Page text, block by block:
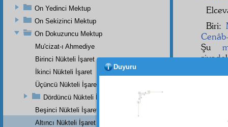
Biri:
Şu
ziyade
etmez.
On Yedinci Mektup
On Sekizinci Mektup
On Dokuzuncu Mektup
Mu'cizat-ı Ahmediye
Birinci Nükteli İşaret
İkinci Nükteli İşaret
Üçüncü Nükteli İşaret
Dördüncü Nükteli İşaret
Beşinci Nükteli İşaret
Altıncı Nükteli İşaret
Duyuru